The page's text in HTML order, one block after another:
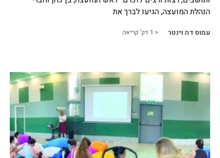
הנהלת המועצה, הגיעו לברך את
עמוס דה וינטר < 1 דק' קריאה